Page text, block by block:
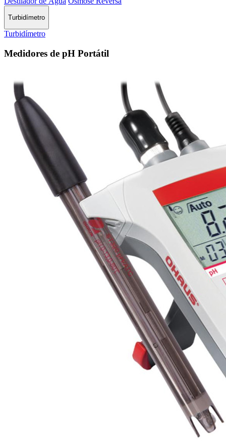
Turbidímetro
Turbidímetro
Medidores de pH Portátil